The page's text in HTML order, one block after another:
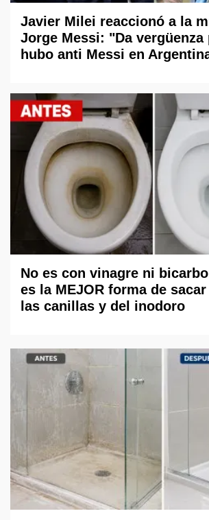
Javier Milei reaccionó a la
Jorge Messi: "Da vergüenza
hubo anti Messi en
No es con vinagre ni
es la MEJOR forma de
las canillas y del inodoro